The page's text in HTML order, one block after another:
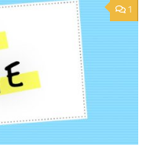
1